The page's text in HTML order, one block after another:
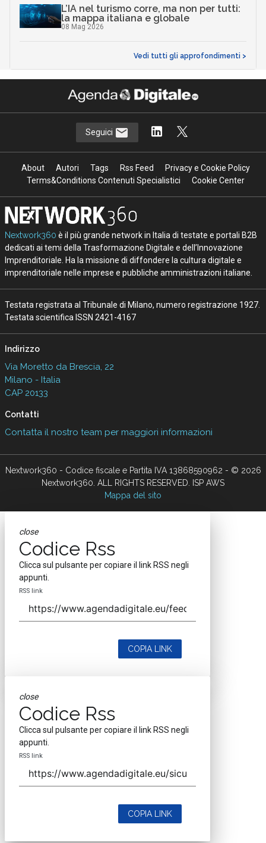
L’IA nel turismo corre, ma non per tutti:
la mappa italiana e globale
08 Mag 2026
Vedi tutti gli approfondimenti >
Seguici
About Autori Tags Rss Feed
Privacy e Cookie Policy
Terms&Conditions Contenuti Specialistici
Cookie Center
Nextwork360 è il più grande network in Italia di testate e portali B2B
dedicati ai temi della Trasformazione Digitale e dell’Innovazione
Imprenditoriale. Ha la missione di diffondere la cultura digitale e
imprenditoriale nelle imprese e pubbliche amministrazioni italiane.
Testata registrata al Tribunale di Milano, numero registrazione 1927.
Testata scientifica ISSN 2421-4167
Indirizzo
Via Moretto da Brescia, 22
Milano - Italia
CAP 20133
Contatti
Contatta il nostro team per maggiori informazioni
Nextwork360 - Codice fiscale e Partita IVA 13868590962 - © 2026
Nextwork360. ALL RIGHTS RESERVED. ISP AWS
Mappa del sito
close
Codice Rss
Clicca sul pulsante per copiare il link RSS negli
appunti.
RSS link
COPIA LINK
close
Codice Rss
Clicca sul pulsante per copiare il link RSS negli
appunti.
RSS link
COPIA LINK